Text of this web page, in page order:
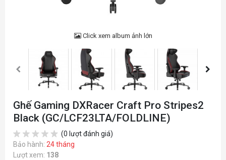
Click xem album ảnh lớn
Ghế Gaming DXRacer Craft Pro Stripes2
Black (GC/LCF23LTA/FOLDLINE)
(0 lượt đánh giá)
Bảo hành: 24 tháng
Lượt xem: 138